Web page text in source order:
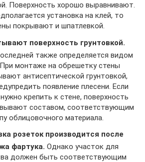
Поверхность хорошо выравнивают.
установка на клей, то
покрывают и шпатлевкой.
поверхность грунтовкой.
также определяется видом
монтаже на обрешетку стены
антисептической грунтовкой,
появление плесени. Если
крепить к стене, поверхность
составом, соответствующим
облицовочного материала.
розеток производится после
фартука. Однако участок для
должен быть соответствующим